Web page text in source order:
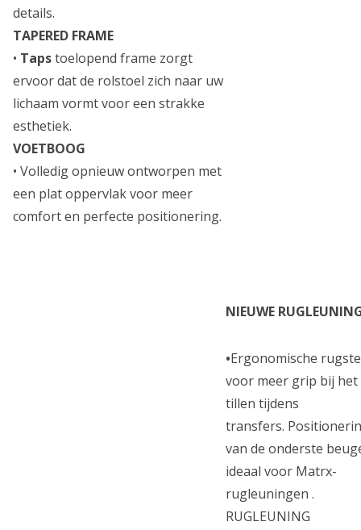
details.
TAPERED FRAME
• Tapstoelopend frame zorgt
ervoor dat de rolstoel zich naar uw
lichaam vormt voor een strakke
esthetiek.
VOETBOOG
• Volledig opnieuw ontworpen met
een plat oppervlak voor meer
comfort en perfecte positionering.
NIEUWE
•Ergonomische
voor meer grip bij het
tillen tijdens
transfers.
van de onderste
ideaal voor Matrx-
rugleuningen .
RUGLEUNING